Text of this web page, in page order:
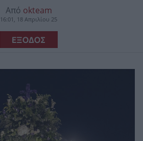
Από okteam
16:01, 18 Απριλίου 25
ΕΞΟΔΟΣ